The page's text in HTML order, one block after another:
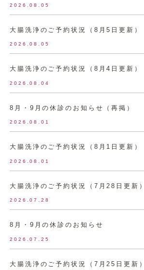
2026.08.05
大腸洗浄のご予約状況（8月5日更新）
2026.08.05
大腸洗浄のご予約状況（8月4日更新）
2026.08.04
8月・9月の休診のお知らせ（再掲）
2026.08.01
大腸洗浄のご予約状況（8月1日更新）
2026.08.01
大腸洗浄のご予約状況（7月28日更新）
2026.07.28
8月・9月の休診のお知らせ
2026.07.25
大腸洗浄のご予約状況（7月25日更新）